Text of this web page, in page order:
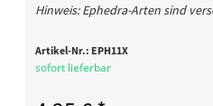
Hinweis: Ephedra-Arten sind
Artikel-Nr.: EPH11X
sofort lieferbar